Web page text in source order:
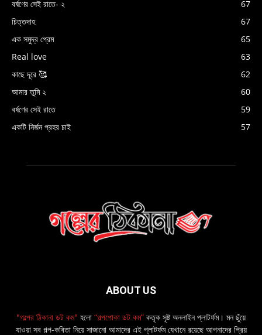
বর্ষণের সেই রাতে- ২
67
চিত্তদাহ
67
এক সমুদ্র প্রেম
65
Real love
63
কাছে দূরে 🥰
62
আমার তুমি ২
60
বর্ষণের সেই রাতে
59
একটি নির্জন প্রহর চাই
57
ABOUT US
"গল্পের ঠিকানা ডট কম" হলো “গল্পপোকা ডট কম” কতৃক সৃষ্ট অনলাইন প্লাটর্ফম। মন ছুঁয়ে
যাওয়া সব গল্প-কবিতা নিয়ে সাজানো আমাদের এই প্লাটর্ফম যেখানে রয়েছে আপনাদের প্রিয়